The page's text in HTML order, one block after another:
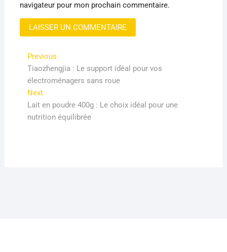
navigateur pour mon prochain commentaire.
Navigation
de
l’article
PreviousPrevious
post:
Tiaozhengjia : Le support idéal pour vos
électroménagers sans roue
NextNext
post:
Lait en poudre 400g : Le choix idéal pour une
nutrition équilibrée